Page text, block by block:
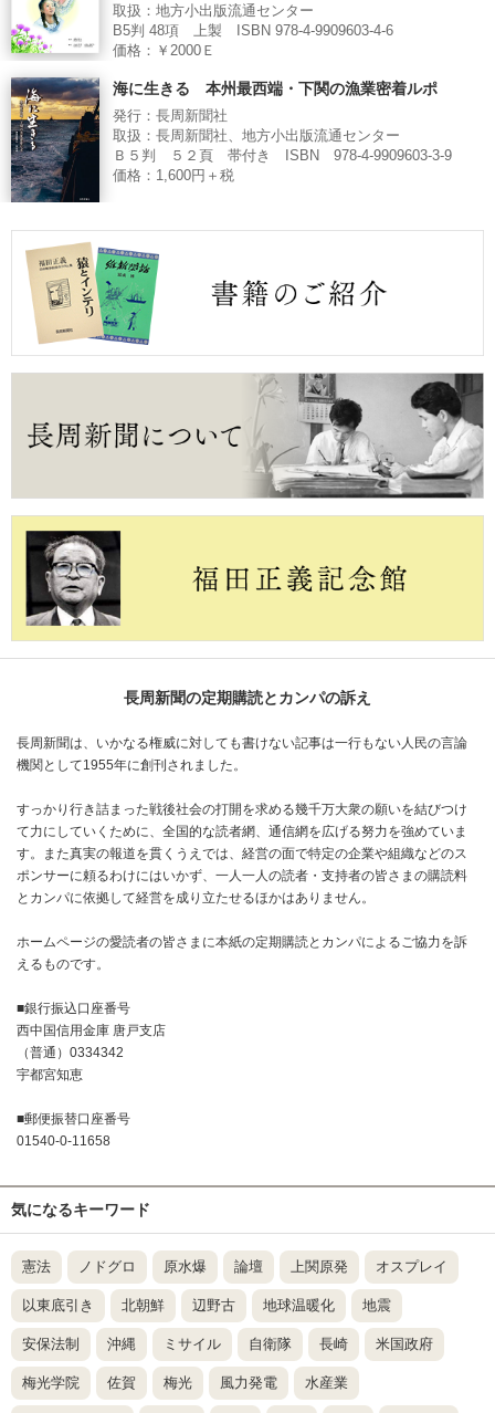
取扱：地方小出版流通センター
B5判 48項 上製 ISBN 978-4-9909603-4-6
価格：￥2000Ｅ
海に生きる 本州最西端・下関の漁業密着ルポ
発行：長周新聞社
取扱：長周新聞社、地方小出版流通センター
Ｂ５判 ５２頁 帯付き ISBN 978-4-9909603-3-9
価格：1,600円＋税
長周新聞の定期購読とカンパの訴え
長周新聞は、いかなる権威に対しても書けない記事は一行もない人民の言論
機関として1955年に創刊されました。
すっかり行き詰まった戦後社会の打開を求める幾千万大衆の願いを結びつけ
て力にしていくために、全国的な読者網、通信網を広げる努力を強めていま
す。また真実の報道を貫くうえでは、経営の面で特定の企業や組織などのス
ポンサーに頼るわけにはいかず、一人一人の読者・支持者の皆さまの購読料
とカンパに依拠して経営を成り立たせるほかはありません。
ホームページの愛読者の皆さまに本紙の定期購読とカンパによるご協力を訴
えるものです。
■銀行振込口座番号
西中国信用金庫 唐戸支店
（普通）0334342
宇都宮知恵
■郵便振替口座番号
01540-0-11658
気になるキーワード
憲法 ノドグロ 原水爆 論壇 上関原発 オスプレイ
以東底引き 北朝鮮 辺野古 地球温暖化 地震
安保法制 沖縄 ミサイル 自衛隊 長崎 米国政府
梅光学院 佐賀 梅光 風力発電 水産業